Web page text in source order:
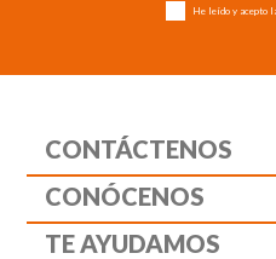
He leído y acepto
CONTÁCTENOS
CONÓCENOS
TE AYUDAMOS